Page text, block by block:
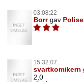
03:08:22
Borrgav
15:32:07
svartkomikern
2,0